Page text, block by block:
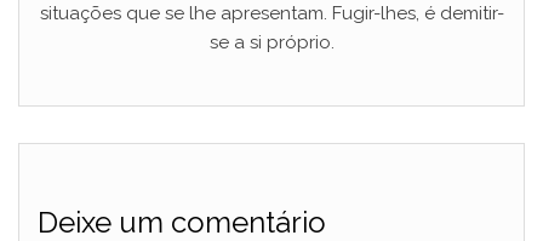
situações que se lhe apresentam. Fugir-lhes, é demitir-
se a si próprio.
Deixe um comentário